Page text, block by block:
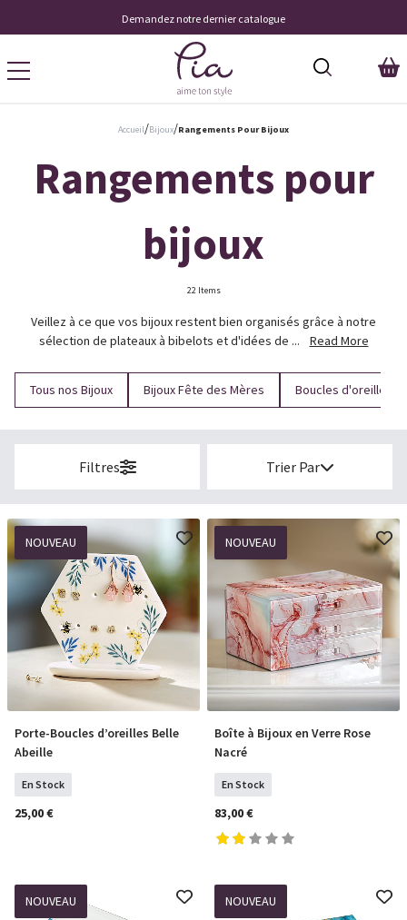
Demandez notre dernier catalogue
Accueil/Bijoux/Rangements Pour Bijoux
Rangements pour
bijoux
22 Items
Veillez à ce que vos bijoux restent bien organisés grâce à notre
sélection de plateaux à bibelots et d'idées de ...
Read More
Tous nos Bijoux Bijoux Fête des Mères Boucles d'oreilles
Filtres Trier Par
NOUVEAU
COMMANDER
Porte-Boucles d’oreilles Belle
Abeille
En Stock
25,00 €
NOUVEAU
COMMANDER
Boîte à Bijoux en Verre Rose
Nacré
En Stock
83,00 €
NOUVEAU NOUVEAU